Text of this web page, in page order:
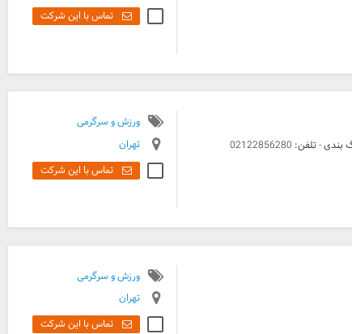
تماس با این شرکت
ورزش و سرگرمی
تهران
تماس با این شرکت
ورزش و سرگرمی
تهران
تماس با این شرکت